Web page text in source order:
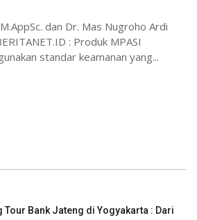
dan Dr. Mas Nugroho Ardi
: Produk MPASI
standar keamanan yang...
Tour Bank Jateng di Yogyakarta : Dari